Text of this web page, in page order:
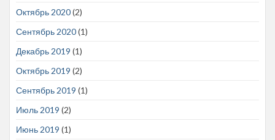
Октябрь 2020(2)
Сентябрь 2020(1)
Декабрь 2019 (1)
Октябрь 2019 (2)
Сентябрь 2019 (1)
Июль 2019 (2)
Июнь 2019 (1)